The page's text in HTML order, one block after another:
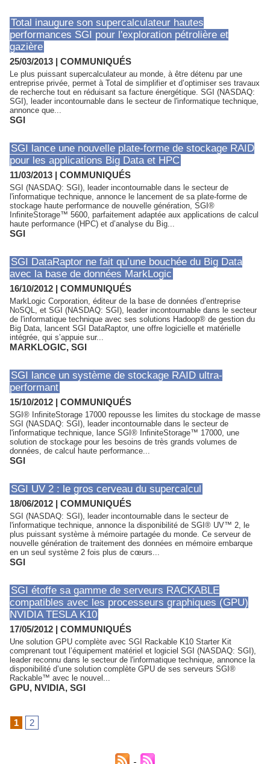
Total inaugure son supercalculateur hautes
performances SGI pour l'exploration pétrolière et
gazière
25/03/2013 | COMMUNIQUÉS
Le plus puissant supercalculateur au monde, à être détenu par une
entreprise privée, permet à Total de simplifier et d’optimiser ses travaux
de recherche tout en réduisant sa facture énergétique. SGI (NASDAQ:
SGI), leader incontournable dans le secteur de l'informatique technique,
annonce que...
SGI
SGI lance une nouvelle plate-forme de stockage RAID
pour les applications Big Data et HPC
11/03/2013 | COMMUNIQUÉS
SGI (NASDAQ: SGI), leader incontournable dans le secteur de
l'informatique technique, annonce le lancement de sa plate-forme de
stockage haute performance de nouvelle génération, SGI®
InfiniteStorage™ 5600, parfaitement adaptée aux applications de calcul
haute performance (HPC) et d’analyse du Big...
SGI
SGI DataRaptor ne fait qu’une bouchée du Big Data
avec la base de données MarkLogic
16/10/2012 | COMMUNIQUÉS
MarkLogic Corporation, éditeur de la base de données d’entreprise
NoSQL, et SGI (NASDAQ: SGI), leader incontournable dans le secteur
de l'informatique technique avec ses solutions Hadoop® de gestion du
Big Data, lancent SGI DataRaptor, une offre logicielle et matérielle
intégrée, qui s’appuie sur...
MARKLOGIC, SGI
SGI lance un système de stockage RAID ultra-
performant
15/10/2012 | COMMUNIQUÉS
SGI® InfiniteStorage 17000 repousse les limites du stockage de masse
SGI (NASDAQ: SGI), leader incontournable dans le secteur de
l'informatique technique, lance SGI® InfiniteStorage™ 17000, une
solution de stockage pour les besoins de très grands volumes de
données, de calcul haute performance...
SGI
SGI UV 2 : le gros cerveau du supercalcul
18/06/2012 | COMMUNIQUÉS
SGI (NASDAQ: SGI), leader incontournable dans le secteur de
l'informatique technique, annonce la disponibilité de SGI® UV™ 2, le
plus puissant système à mémoire partagée du monde. Ce serveur de
nouvelle génération de traitement des données en mémoire embarque
en un seul système 2 fois plus de cœurs...
SGI
SGI étoffe sa gamme de serveurs RACKABLE
compatibles avec les processeurs graphiques (GPU)
NVIDIA TESLA K10
17/05/2012 | COMMUNIQUÉS
Une solution GPU complète avec SGI Rackable K10 Starter Kit
comprenant tout l’équipement matériel et logiciel SGI (NASDAQ: SGI),
leader reconnu dans le secteur de l'informatique technique, annonce la
disponibilité d’une solution complète GPU de ses serveurs SGI®
Rackable™ avec le nouvel...
GPU, NVIDIA, SGI
1 2